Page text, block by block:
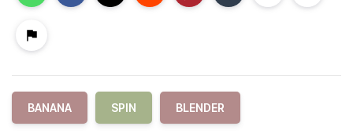
BANANA SPIN BLENDER